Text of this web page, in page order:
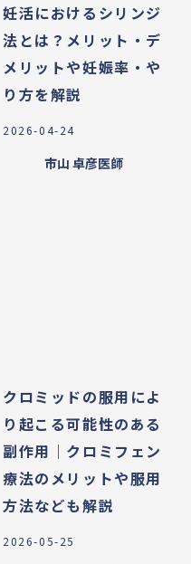
妊活におけるシリンジ
法とは？メリット・デ
メリットや妊娠率・や
り方を解説
2026-04-24
市山 卓彦医師
クロミッドの服用によ
り起こる可能性のある
副作用｜クロミフェン
療法のメリットや服用
方法なども解説
2026-05-25